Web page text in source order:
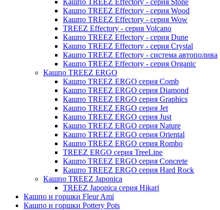
Кашпо TREEZ Effectory - серия Wood
Кашпо TREEZ Effectory - серия Wow
TREEZ Effectory - серия Volcano
Кашпо TREEZ Effectory - серия Dune
Кашпо TREEZ Effectory - серия Crystal
Кашпо TREEZ Effectory - система автополива
Кашпо TREEZ Effectory - серия Organic
Кашпо TREEZ ERGO
Кашпо TREEZ ERGO серия Comb
Кашпо TREEZ ERGO серия Diamond
Кашпо TREEZ ERGO серия Graphics
Кашпо TREEZ ERGO серия Jet
Кашпо TREEZ ERGO серия Just
Кашпо TREEZ ERGO серия Nature
Кашпо TREEZ ERGO серия Oriental
Кашпо TREEZ ERGO серия Rombo
TREEZ ERGO серия TreeLine
Кашпо TREEZ ERGO серия Concrete
Кашпо TREEZ ERGO серия Hard Rock
Кашпо TREEZ Japonica
TREEZ Japonica серия Hikari
Кашпо и горшки Fleur Ami
Кашпо и горшки Pottery Pots